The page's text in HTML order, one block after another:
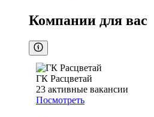
Компании для вас
ГК Расцветай
23 активные вакансии
Посмотреть